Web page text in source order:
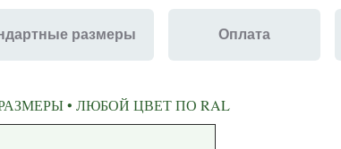
размеры Оплата
• ЛЮБОЙ ЦВЕТ ПО RAL